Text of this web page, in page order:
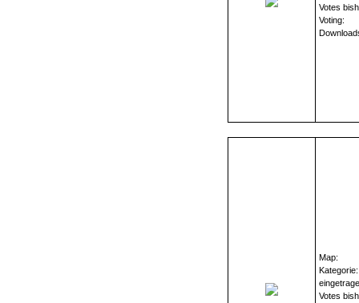
Votes
Voting:
Map:
Kategorie:
Votes